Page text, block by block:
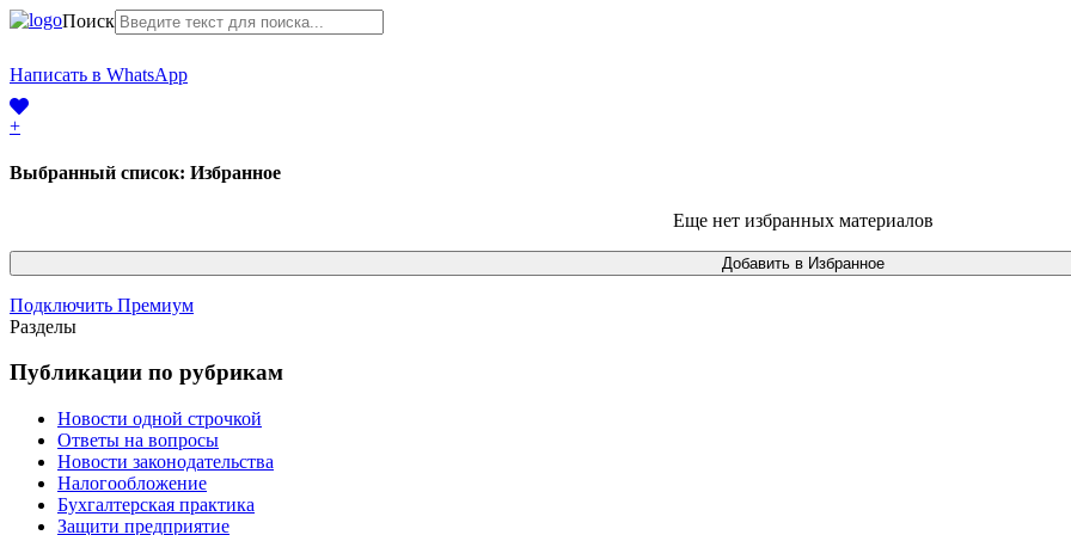
Поиск
Написать в WhatsApp
+
Выбранный список: Избранное
Еще нет избранных материалов
Подключить Премиум
Разделы
Публикации по рубрикам
Новости одной строчкой
Ответы на вопросы
Новости законодательства
Налогообложение
Бухгалтерская практика
Защити предприятие